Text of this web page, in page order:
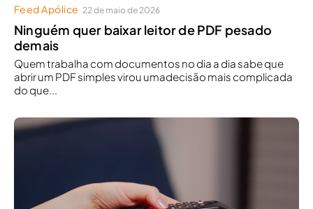
Feed Apólice 22 de maio de 2026
Ninguém quer baixar leitor de PDF pesado
demais
Quem trabalha com documentos no dia a dia sabe que
abrir um PDF simples virou umadecisão mais complicada
do que...